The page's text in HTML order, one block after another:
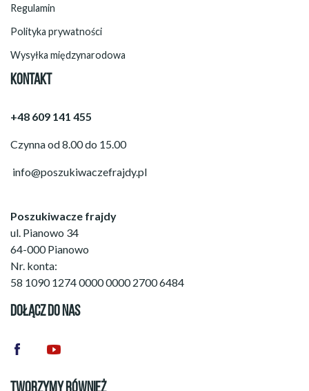
Regulamin
Polityka prywatności
Wysyłka międzynarodowa
KONTAKT
+48 609 141 455
Czynna od 8.00 do 15.00
info@poszukiwaczefrajdy.pl
Poszukiwacze frajdy
ul. Pianowo 34
64-000 Pianowo
Nr. konta:
58 1090 1274 0000 0000 2700 6484
DOŁĄCZ DO NAS